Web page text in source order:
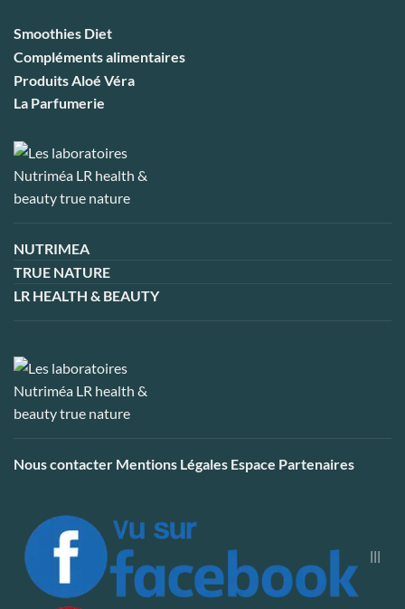
Smoothies Diet
Compléments alimentaires
Produits Aloé Véra
La Parfumerie
NUTRIMEA
TRUE NATURE
LR HEALTH & BEAUTY
Nous contacter Mentions Légales Espace Partenaires
|||